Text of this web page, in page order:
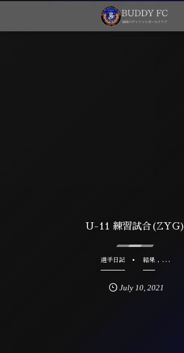
U-11 練習試合(ZYG)
選手日記 結果, …
July 10, 2021